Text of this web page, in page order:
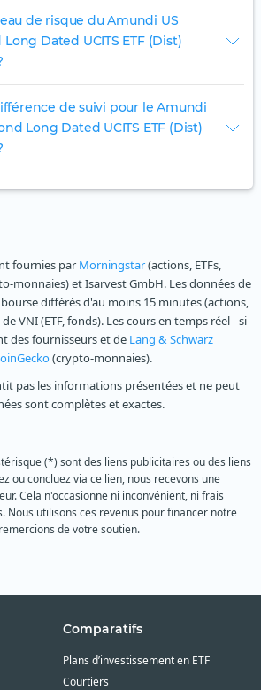
de risque du Amundi US
Dated UCITS ETF (Dist)
de suivi pour le Amundi
Long Dated UCITS ETF (Dist)
fournies par Morningstar(actions, ETFs,
monnaies) et Isarvest GmbH. Les données de
différés d'au moins 15 minutes (actions,
VNI (ETF, fonds). Les cours en temps réel - si
des fournisseurs et de Lang & Schwarz
(crypto-monnaies).
pas les informations présentées et ne peut
sont complètes et exactes.
(*) sont des liens publicitaires ou des liens
ou concluez via ce lien, nous recevons une
Cela n'occasionne ni inconvénient, ni frais
Nous utilisons ces revenus pour financer notre
de votre soutien.
Comparatifs
Plans d’investissement en ETF
Courtiers